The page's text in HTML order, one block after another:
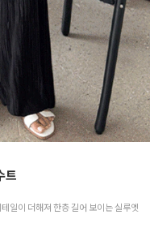
트
일이 더해져 한층 길어 보이는 실루엣